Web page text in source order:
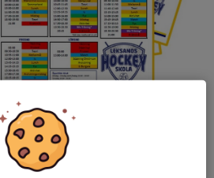
26-28 publicerade på
hittar dem här: